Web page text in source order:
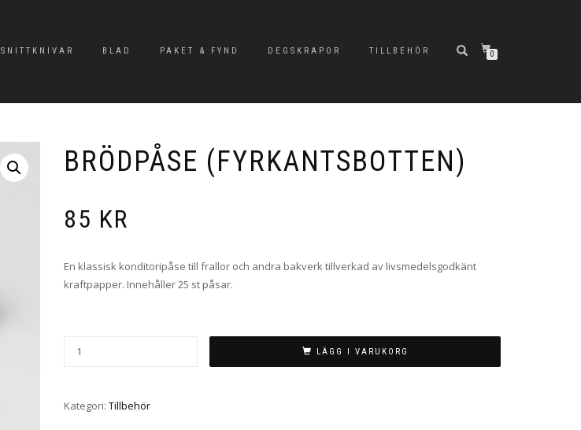
SNITTKNIVAR BLAD PAKET & FYND DEGSKRAPOR TILLBEHÖR 0
BRÖDPÅSE (FYRKANTSBOTTEN)
85 KR
En klassisk konditoripåse till frallor och andra bakverk tillverkad av livsmedelsgodkänt
kraftpapper. Innehåller 25 st påsar.
LÄGG I VARUKORG
Kategori: Tillbehör